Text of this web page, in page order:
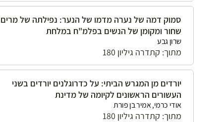
סמוק דמה של נערה מדמו של הנער: נפילתה של מרים
שחור ומקומן של הנשים בפלמ"ח במלחת
שרון גבע
מתוך: קתדרה גיליון 180
יורדים מן המגרש הביתי: על כדרוגלנים יורדים בשני
העשורים הראשונים לקיומה של מדינת
אודי כרמי, אמיר בן פורת
מתוך: קתדרה גיליון 180